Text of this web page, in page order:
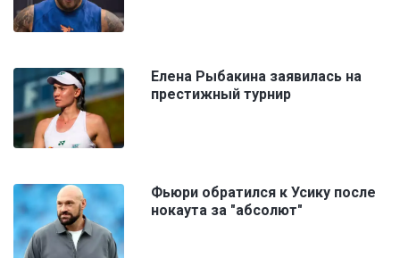
Елена Рыбакина заявилась на
престижный турнир
Фьюри обратился к Усику после
нокаута за "абсолют"